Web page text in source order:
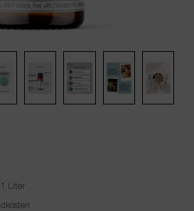
1 Liter